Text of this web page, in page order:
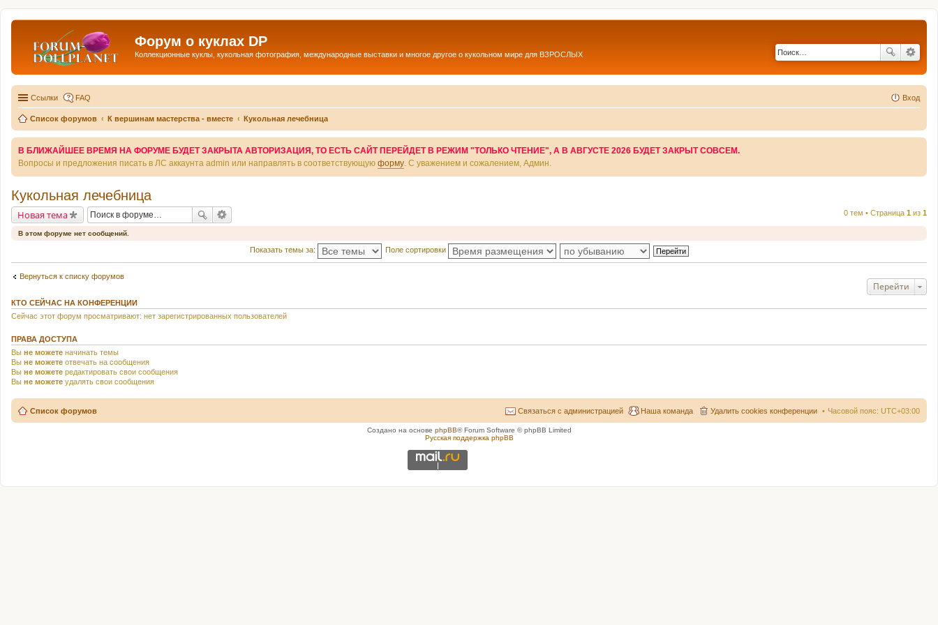
Форум о куклах DP
Коллекционные куклы, кукольная фотография, международные выставки и многое другое о кукольном мире для ВЗРОСЛЫХ
Ссылки FAQ Вход
Список форумов К вершинам мастерства - вместе Кукольная лечебница
В БЛИЖАЙШЕЕ ВРЕМЯ НА ФОРУМЕ БУДЕТ ЗАКРЫТА АВТОРИЗАЦИЯ, ТО ЕСТЬ САЙТ ПЕРЕЙДЕТ В РЕЖИМ "ТОЛЬКО ЧТЕНИЕ", А В АВГУСТЕ 2026 БУДЕТ ЗАКРЫТ СОВСЕМ.
Вопросы и предложения писать в ЛС аккаунта admin или направлять в соответствующую форму . С уважением и сожалением, Админ.
Кукольная лечебница
Новая тема 0 тем • Страница 1 из 1
В этом форуме нет сообщений.
Показать темы за: Поле сортировки
Вернуться к списку форумов
Перейти
КТО СЕЙЧАС НА КОНФЕРЕНЦИИ
Сейчас этот форум просматривают: нет зарегистрированных пользователей
ПРАВА ДОСТУПА
Вы не можете начинать темы
Вы не можете отвечать на сообщения
Вы не можете редактировать свои сообщения
Вы не можете удалять свои сообщения
Список форумов Часовой пояс: UTC+03:00
Удалить cookies конференции
Наша команда
Связаться с администрацией
Создано на основе phpBB® Forum Software © phpBB Limited
Русская поддержка phpBB